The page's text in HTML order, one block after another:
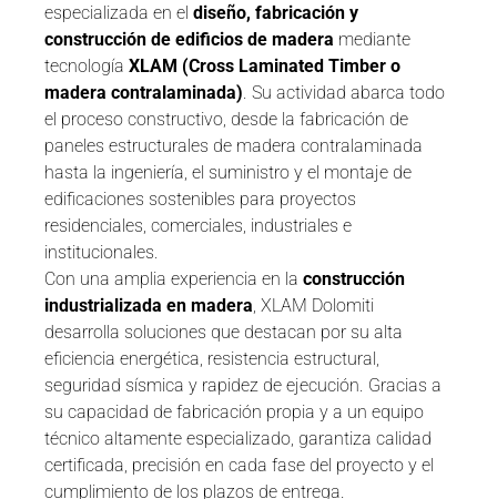
especializada en el diseño, fabricación y
construcción de edificios de madera mediante
tecnología XLAM (Cross Laminated Timber o
madera contralaminada) . Su actividad abarca todo
el proceso constructivo, desde la fabricación de
paneles estructurales de madera contralaminada
hasta la ingeniería, el suministro y el montaje de
edificaciones sostenibles para proyectos
residenciales, comerciales, industriales e
institucionales.
Con una amplia experiencia en la construcción
industrializada en madera , XLAM Dolomiti
desarrolla soluciones que destacan por su alta
eficiencia energética, resistencia estructural,
seguridad sísmica y rapidez de ejecución. Gracias a
su capacidad de fabricación propia y a un equipo
técnico altamente especializado, garantiza calidad
certificada, precisión en cada fase del proyecto y el
cumplimiento de los plazos de entrega.